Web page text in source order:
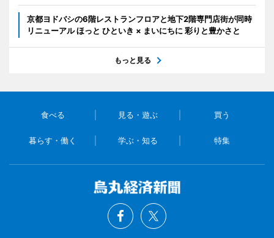
京都ヨドバシの6階レストランフロアと地下2階専門店街が同時
リニューアル ほっと ひといき × まいにちに 彩りと豊かさと
もっと見る
食べる 見る・遊ぶ 買う
暮らす・働く 学ぶ・知る 特集